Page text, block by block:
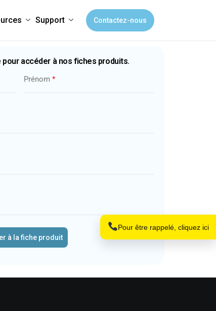
Pour être rappelé, cliquez ici
Téléphone
Support Contactez-nous
accéder à nos fiches produits.
Prénom *
à la fiche produit